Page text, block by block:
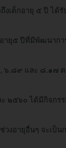
งเด็กอายุ ๕ ปี ได้รั
อายุ๕ ปีที่มีพัฒนากา
๖.๘๙ และ ๘.๑๗ ต
๒๕๖๐ ได้มีกิจกรร
งอายุอื่นๆ จะเป็น